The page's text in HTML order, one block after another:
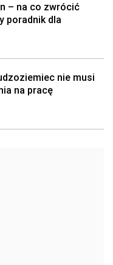
– na co zwrócić
poradnik dla
nie musi
na pracę